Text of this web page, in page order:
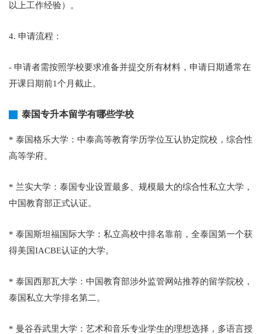
以上工作经验）。
4. 申请流程：
- 申请者需按照学校要求准备并提交所有材料，申请日期通常在
开课日期前1个月截止。
泰国专升本留学有哪些学校
* 泰国格乐大学：中泰高等教育学历学位互认协定院校，综合性
高等学府。
* 兰实大学：泰国专业设置最多、规模最大的综合性私立大学，
中国教育部正式认证。
* 泰国斯坦福国际大学：私立高校中排名靠前，全泰国第一个获
得美国IACBE认证的大学。
* 泰国西那瓦大学：中国教育部涉外监管网站推荐的留学院校，
泰国私立大学排名第二。
* 曼谷吞武里大学：艺术和音乐专业学生的理想选择，多语言授